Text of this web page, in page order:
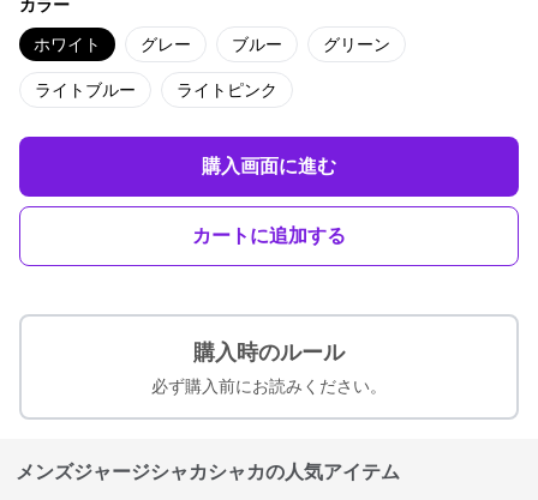
カラー
ホワイト グレー ブルー グリーン
ライトブルー ライトピンク
購入画面に進む
カートに追加する
購入時のルール
必ず購入前にお読みください。
メンズジャージシャカシャカの人気アイテム